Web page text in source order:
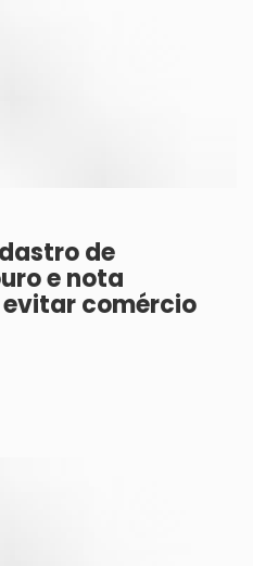
de
e nota
comércio